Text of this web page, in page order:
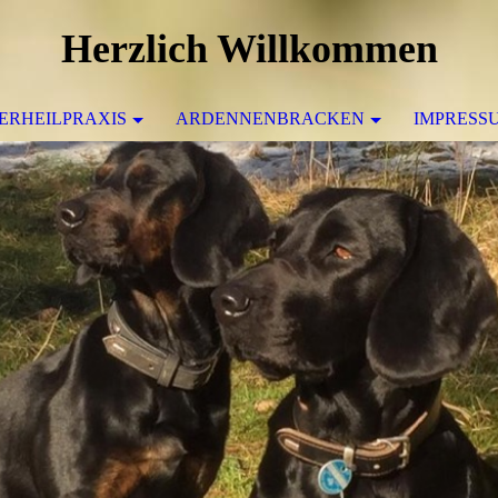
Herzlich Willkommen
ARDENNENBRACKEN